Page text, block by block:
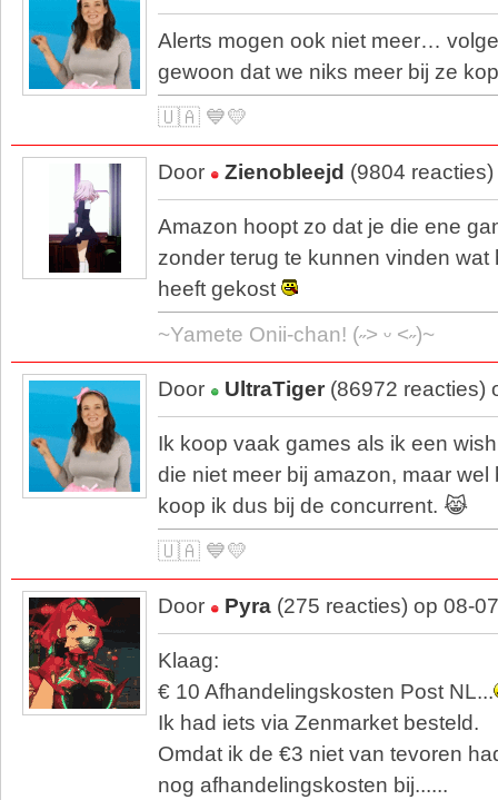
Alerts mogen ook niet meer…
gewoon dat we niks meer bij ze
🇺🇦 💙💛
Door Zienobleejd (9804
Amazon hoopt zo dat je die ene
zonder terug te kunnen vinden wat
heeft gekost
~Yamete Onii-chan! (˶˃ ᵕ ˂˶)~
Door UltraTiger (86972 reacties)
Ik koop vaak games als ik een
die niet meer bij amazon, maar wel
koop ik dus bij de concurrent. 😹
🇺🇦 💙💛
Door Pyra (275 reacties) op 08-
Klaag:
€ 10 Afhandelingskosten Post NL...
Ik had iets via Zenmarket besteld.
Omdat ik de €3 niet van tevoren
nog afhandelingskosten bij......